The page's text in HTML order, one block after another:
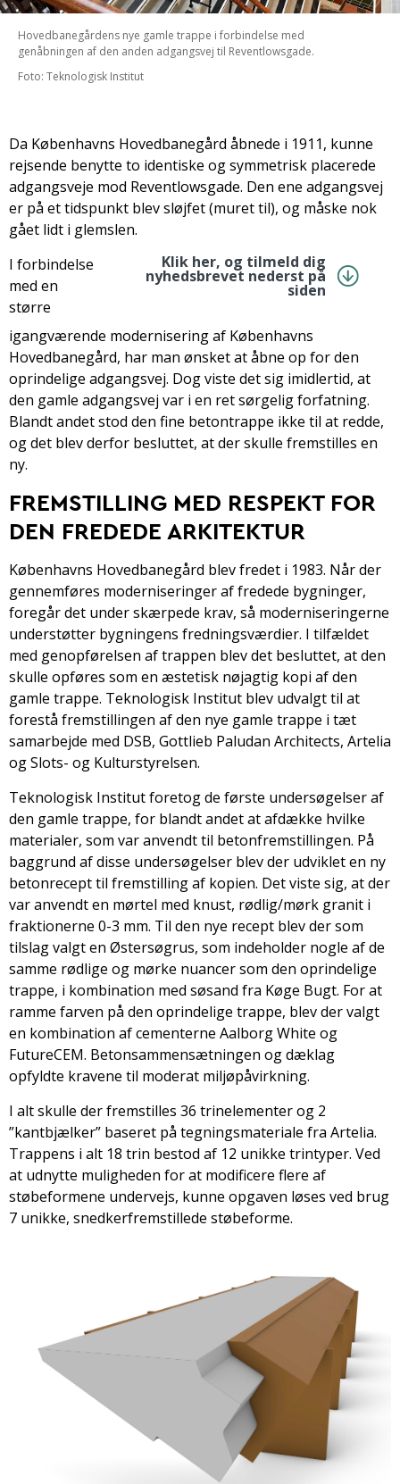
Hovedbanegårdens nye gamle trappe i forbindelse med
genåbningen af den anden adgangsvej til Reventlowsgade.
Foto: Teknologisk Institut
Da Københavns Hovedbanegård åbnede i 1911, kunne
rejsende benytte to identiske og symmetrisk placerede
adgangsveje mod Reventlowsgade. Den ene adgangsvej
er på et tidspunkt blev sløjfet (muret til), og måske nok
gået lidt i glemslen.
Klik her, og tilmeld dig
nyhedsbrevet nederst på
siden
I forbindelse
med en
større
igangværende modernisering af Københavns
Hovedbanegård, har man ønsket at åbne op for den
oprindelige adgangsvej. Dog viste det sig imidlertid, at
den gamle adgangsvej var i en ret sørgelig forfatning.
Blandt andet stod den fine betontrappe ikke til at redde,
og det blev derfor besluttet, at der skulle fremstilles en
ny.
FREMSTILLING MED RESPEKT FOR
DEN FREDEDE ARKITEKTUR
Københavns Hovedbanegård blev fredet i 1983. Når der
gennemføres moderniseringer af fredede bygninger,
foregår det under skærpede krav, så moderniseringerne
understøtter bygningens fredningsværdier. I tilfældet
med genopførelsen af trappen blev det besluttet, at den
skulle opføres som en æstetisk nøjagtig kopi af den
gamle trappe. Teknologisk Institut blev udvalgt til at
forestå fremstillingen af den nye gamle trappe i tæt
samarbejde med DSB, Gottlieb Paludan Architects, Artelia
og Slots- og Kulturstyrelsen.
Teknologisk Institut foretog de første undersøgelser af
den gamle trappe, for blandt andet at afdække hvilke
materialer, som var anvendt til betonfremstillingen. På
baggrund af disse undersøgelser blev der udviklet en ny
betonrecept til fremstilling af kopien. Det viste sig, at der
var anvendt en mørtel med knust, rødlig/mørk granit i
fraktionerne 0-3 mm. Til den nye recept blev der som
tilslag valgt en Østersøgrus, som indeholder nogle af de
samme rødlige og mørke nuancer som den oprindelige
trappe, i kombination med søsand fra Køge Bugt. For at
ramme farven på den oprindelige trappe, blev der valgt
en kombination af cementerne Aalborg White og
FutureCEM. Betonsammensætningen og dæklag
opfyldte kravene til moderat miljøpåvirkning.
I alt skulle der fremstilles 36 trinelementer og 2
”kantbjælker” baseret på tegningsmateriale fra Artelia.
Trappens i alt 18 trin bestod af 12 unikke trintyper. Ved
at udnytte muligheden for at modificere flere af
støbeformene undervejs, kunne opgaven løses ved brug
7 unikke, snedkerfremstillede støbeforme.